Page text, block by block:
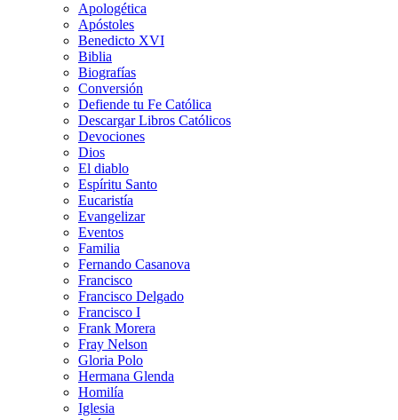
Apologética
Apóstoles
Benedicto XVI
Biblia
Biografías
Conversión
Defiende tu Fe Católica
Descargar Libros Católicos
Devociones
Dios
El diablo
Espíritu Santo
Eucaristía
Evangelizar
Eventos
Familia
Fernando Casanova
Francisco
Francisco Delgado
Francisco I
Frank Morera
Fray Nelson
Gloria Polo
Hermana Glenda
Homilía
Iglesia